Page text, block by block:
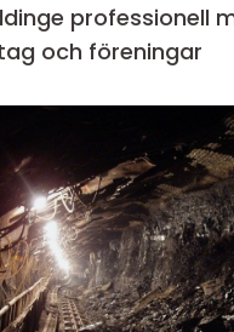
målning för
och föreningar